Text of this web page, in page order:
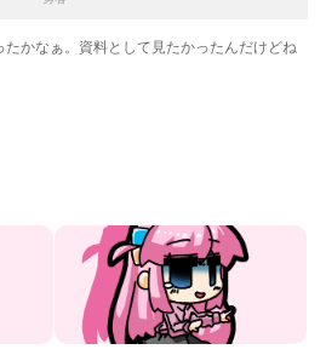
かなぁ。資料として見たかったんだけどね